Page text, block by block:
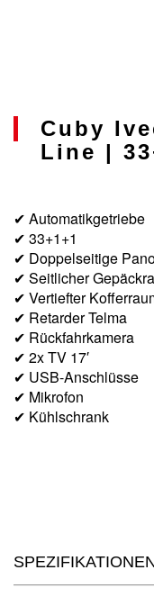
Cuby
Line |
✔ Automatikgetriebe
✔ 33+1+1
✔ Doppelseitige
✔ Seitlicher
✔ Vertiefter
✔ Retarder Telma
✔ Rückfahrkamera
✔ 2x TV 17′
✔ USB-Anschlüsse
✔ Mikrofon
✔ Kühlschrank